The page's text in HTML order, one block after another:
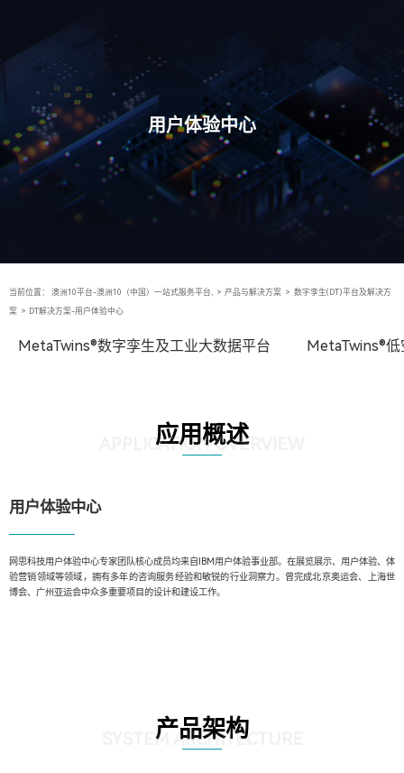
用户体验中心
当前位置： 澳洲10平台-澳洲10（中国）一站式服务平台, > 产品与解决方案 > 数字孪生(DT)平台及解决方
案 > DT解决方案-用户体验中心
MetaTwins®数字孪生及工业大数据平台 MetaTwins®
应用概述
APPLICATION OVERVIEW
用户体验中心
网思科技用户体验中心专家团队核心成员均来自IBM用户体验事业部。在展览展示、用户体验、体
验营销领域等领域，拥有多年的咨询服务经验和敏锐的行业洞察力。曾完成北京奥运会、上海世
博会、广州亚运会中众多重要项目的设计和建设工作。
产品架构
SYSTEM ARCHITECTURE